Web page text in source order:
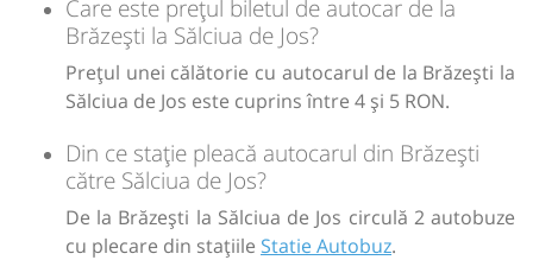
Care este prețul biletul de autocar de la
Brăzești la Sălciua de Jos?
Prețul unei călătorie cu autocarul de la Brăzești la
Sălciua de Jos este cuprins între 4 și 5 RON.
Din ce stație pleacă autocarul din Brăzești
către Sălciua de Jos?
De la Brăzești la Sălciua de Jos circulă 2 autobuze
cu plecare din stațiile Statie Autobuz.